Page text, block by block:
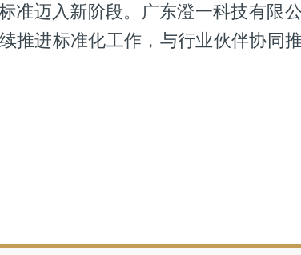
准迈入新阶段。广东澄一科技有限
推进标准化工作，与行业伙伴协同